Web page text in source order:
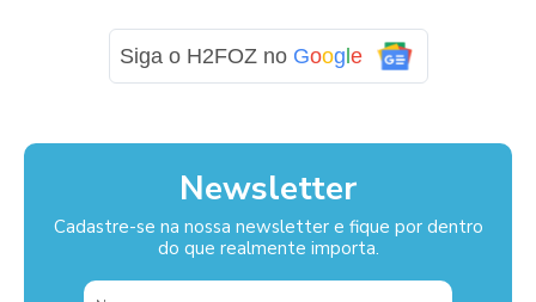
Siga o H2FOZ no Google
Newsletter
Cadastre-se na nossa newsletter e fique por dentro
do que realmente importa.